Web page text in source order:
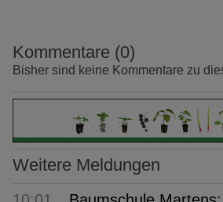
Kommentare (0)
Bisher sind keine Kommentare zu
Weitere Meldungen